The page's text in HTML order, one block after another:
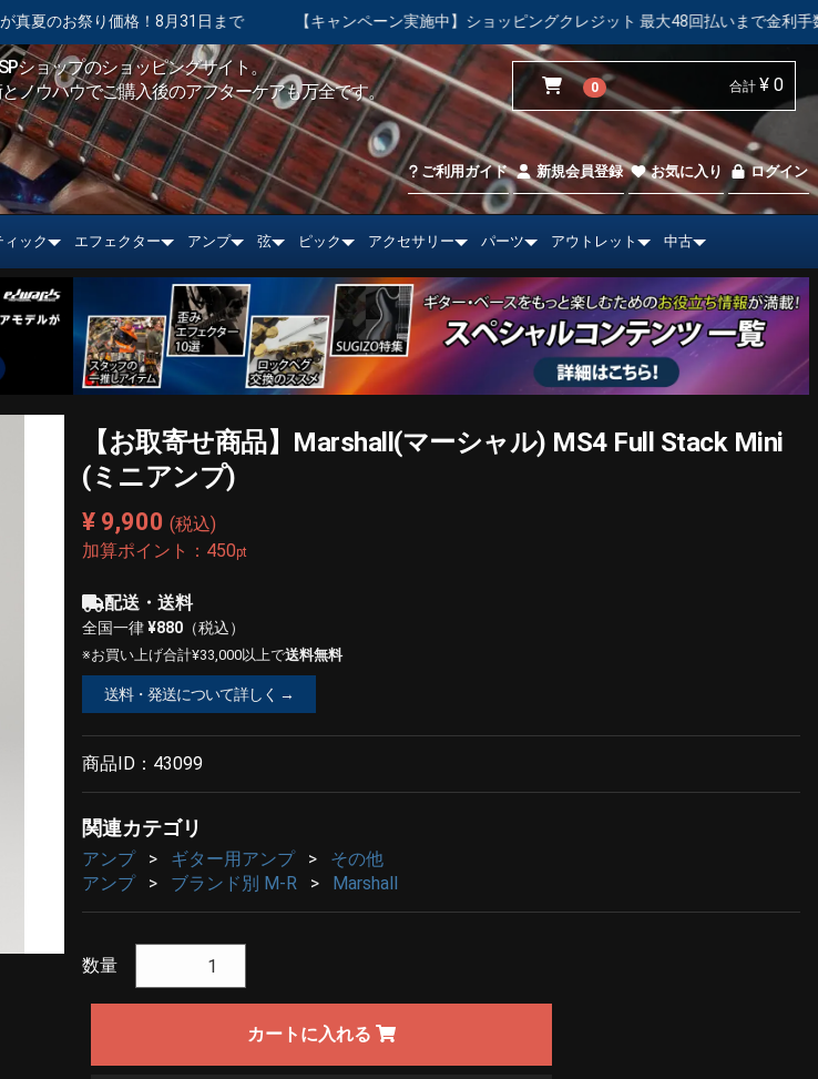
まで 【キャンペーン実施中】ショッピングクレジット 最大48回払いまで金利手数料無料！ 【中古市
ショップのショッピングサイト。
ノウハウでご購入後のアフターケアも万全です。
0 合計 ¥ 0
ご利用ガイド 新規会員登録 お気に入り ログイン
ィック エフェクター アンプ 弦 ピック アクセサリー パーツ アウトレット 中古
【お取寄せ商品】Marshall(マーシャル) MS4 Full Stack Mini
(ミニアンプ)
¥ 9,900 (税込)
加算ポイント： 450pt
配送・送料
全国一律¥880 （税込）
※お買い上げ合計¥33,000以上で送料無料
送料・発送について詳しく →
商品ID： 43099
関連カテゴリ
アンプ ギター用アンプ
その他
アンプ
ブランド別 M-R Marshall
数量
カートに入れる